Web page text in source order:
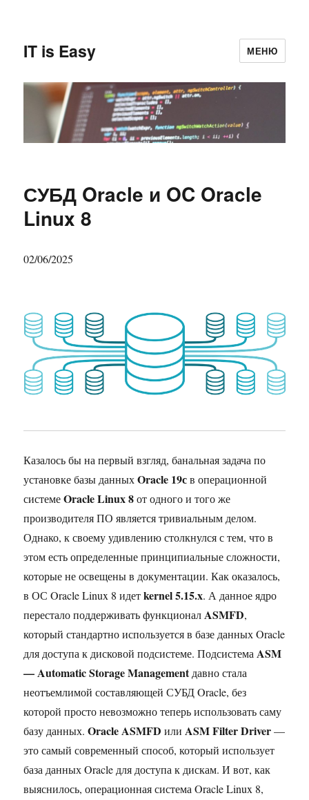
IT is Easy МЕНЮ
СУБД Oracle и OC Oracle
Linux 8
02/06/2025
Казалось бы на первый взгляд, банальная задача по
установке базы данныхOracle 19св операционной
системеOracle Linux 8от одного и того же
производителя ПО является тривиальным делом.
Однако, к своему удивлению столкнулся с тем, что в
этом есть определенные принципиальные сложности,
которые не освещены в документации. Как оказалось,
в ОС Oracle Linux 8 идетkernel 5.15.x. А данное ядро
перестало поддерживать функционалASMFD,
который стандартно используется в базе данных Oracle
для доступа к дисковой подсистеме. ПодсистемаASM
— Automatic Storage Managementдавно стала
неотъемлимой составляющей СУБД Oracle, без
которой просто невозможно теперь использовать саму
базу данных.Oracle ASMFD илиASM Filter Driver—
это самый современный способ, который использует
база данных Oracle для доступа к дискам. И вот, как
выяснилось, операционная система Oracle Linux 8,